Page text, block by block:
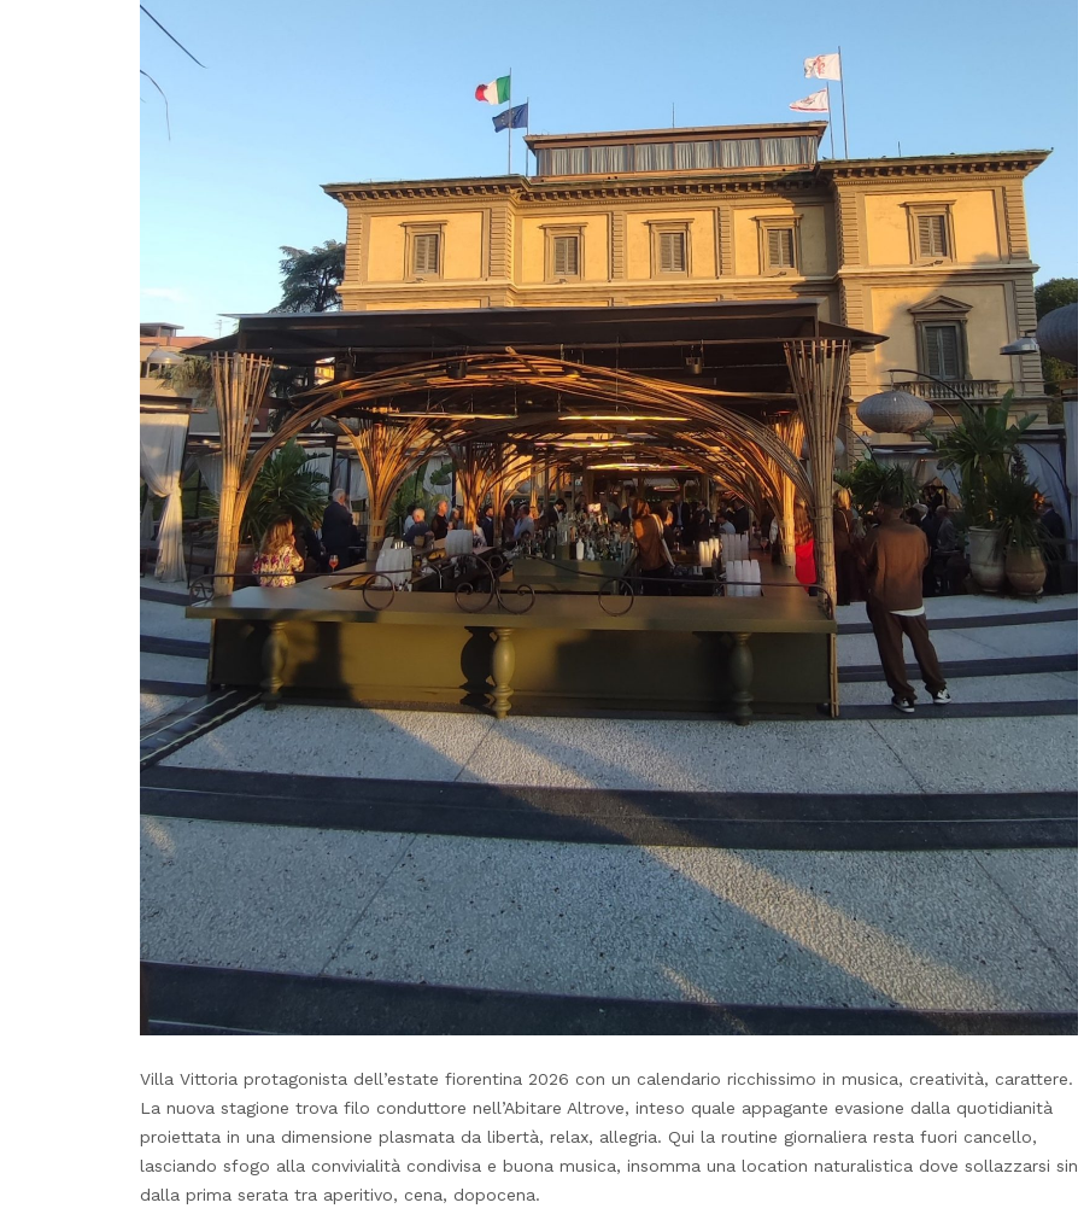
Villa Vittoria protagonista dell’estate fiorentina 2026 con un calendario ricchissimo in musica, creatività, carattere.
La nuova stagione trova filo conduttore nell’Abitare Altrove, inteso quale appagante evasione dalla quotidianità
proiettata in una dimensione plasmata da libertà, relax, allegria. Qui la routine giornaliera resta fuori cancello,
lasciando sfogo alla convivialità condivisa e buona musica, insomma una location naturalistica dove sollazzarsi sin
dalla prima serata tra aperitivo, cena, dopocena.